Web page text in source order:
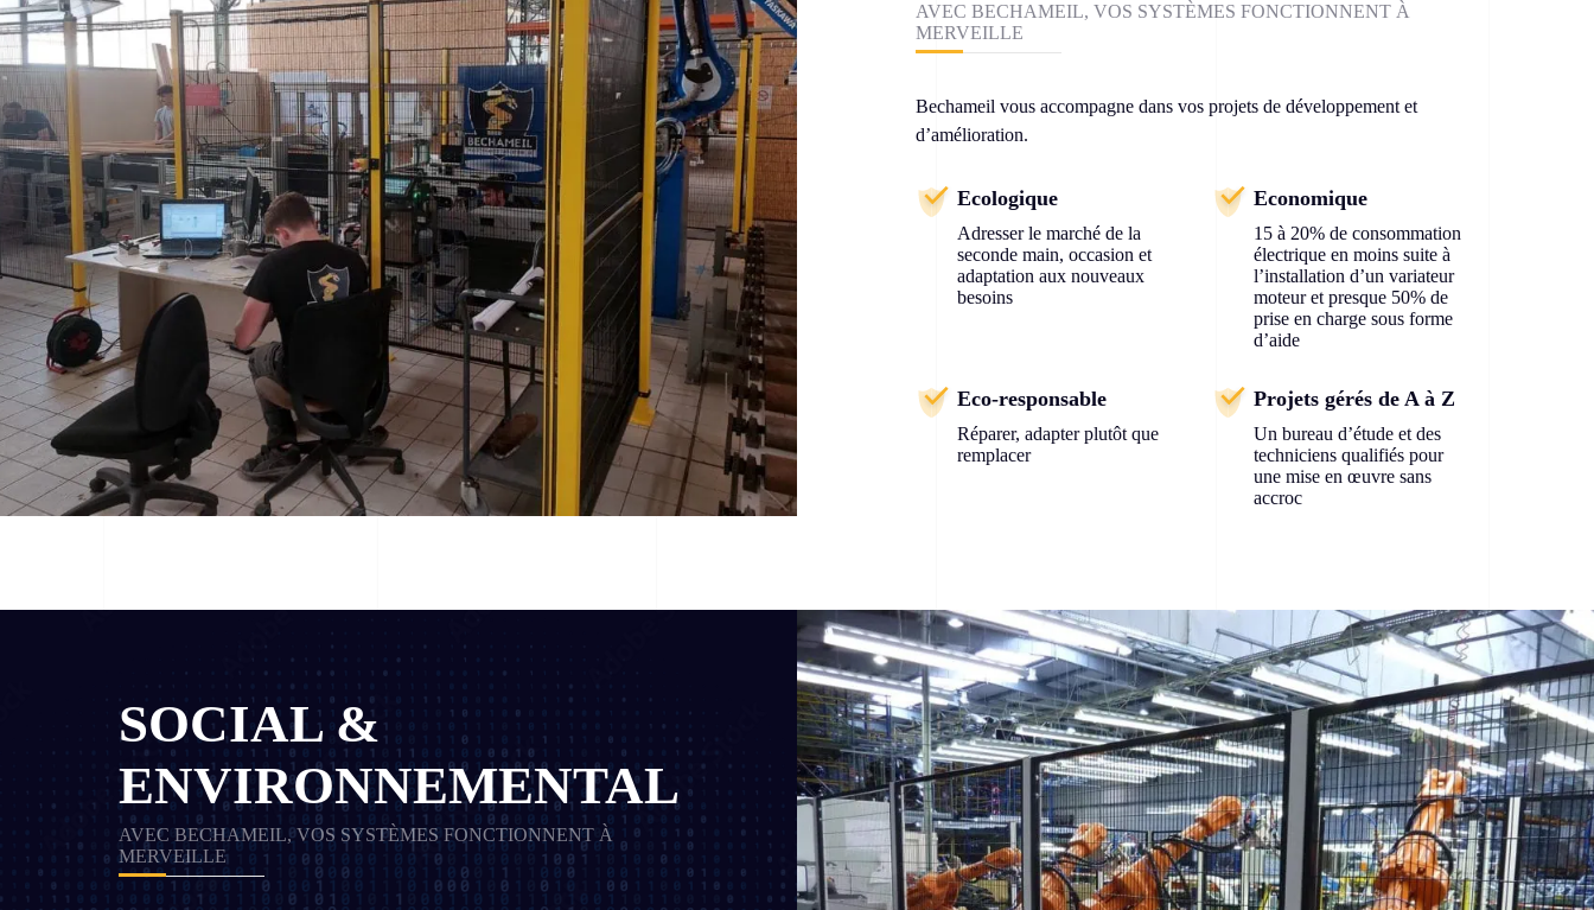
AVEC BECHAMEIL, VOS SYSTÈMES FONCTIONNENT À
MERVEILLE
Bechameil vous accompagne dans vos projets de développement et
d’amélioration.
Ecologique
Adresser le marché de la
seconde main, occasion et
adaptation aux nouveaux
besoins
Economique
15 à 20% de consommation
électrique en moins suite à
l’installation d’un variateur
moteur et presque 50% de
prise en charge sous forme
d’aide
Eco-responsable
Réparer, adapter plutôt que
remplacer
Projets gérés de A à Z
Un bureau d’étude et des
techniciens qualifiés pour
une mise en œuvre sans
accroc
SOCIAL &
ENVIRONNEMENTAL
AVEC BECHAMEIL, VOS SYSTÈMES FONCTIONNENT À
MERVEILLE